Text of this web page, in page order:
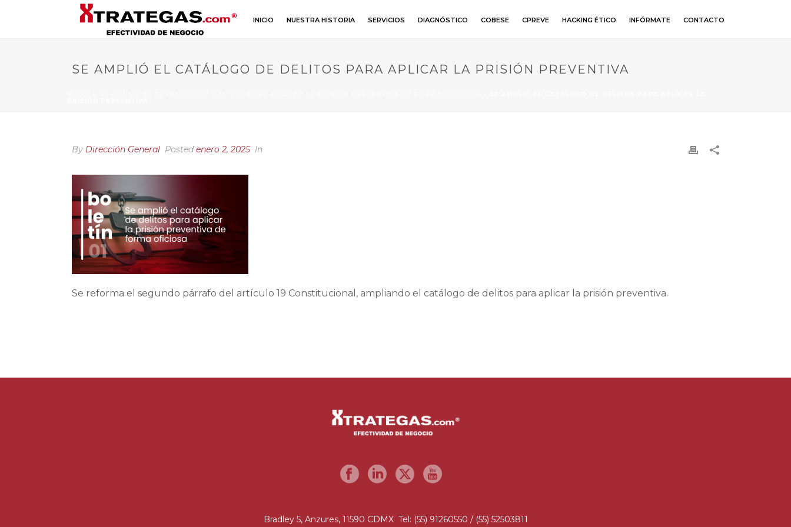
INICIO NUESTRA HISTORIA SERVICIOS DIAGNÓSTICO COBESE CPREVE HACKING ÉTICO INFÓRMATE CONTACTO
SE AMPLIÓ EL CATÁLOGO DE DELITOS PARA APLICAR LA PRISIÓN PREVENTIVA
By Dirección General Postedenero 2, 2025 In
Se reforma el segundo párrafo del artículo 19 Constitucional, ampliando el catálogo de delitos para aplicar la prisión preventiva.
Bradley 5, Anzures, 11590 CDMX Tel: (55) 91260550 / (55) 52503811